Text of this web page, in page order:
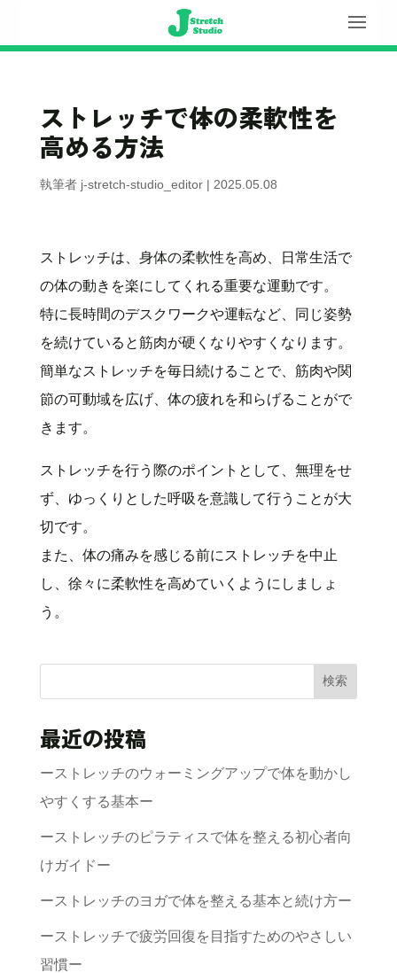
ストレッチで体の柔軟性を
高める方法
執筆者 j-stretch-studio_editor| 2025.05.08
ストレッチは、身体の柔軟性を高め、日常生活で
の体の動きを楽にしてくれる重要な運動です。
特に長時間のデスクワークや運転など、同じ姿勢
を続けていると筋肉が硬くなりやすくなります。
簡単なストレッチを毎日続けることで、筋肉や関
節の可動域を広げ、体の疲れを和らげることがで
きます。
ストレッチを行う際のポイントとして、無理をせ
ず、ゆっくりとした呼吸を意識して行うことが大
切です。
また、体の痛みを感じる前にストレッチを中止
し、徐々に柔軟性を高めていくようにしましょ
う。
検索
最近の投稿
ーストレッチのウォーミングアップで体を動かし
やすくする基本ー
ーストレッチのピラティスで体を整える初心者向
けガイドー
ーストレッチのヨガで体を整える基本と続け方ー
ーストレッチで疲労回復を目指すためのやさしい
習慣ー